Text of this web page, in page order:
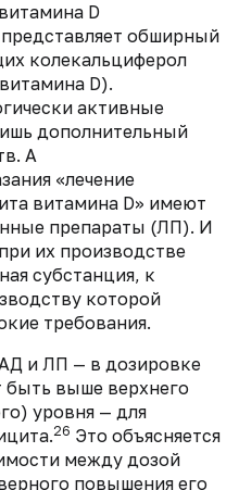
D
обширный
колекальциферол
D).
активные
дополнительный
А
«лечение
витамина D» имеют
препараты (ЛП). И
их производстве
субстанция, к
которой
требования.
и ЛП — в дозировке
выше верхнего
уровня — для
26 Это объясняется
между дозой
повышения его